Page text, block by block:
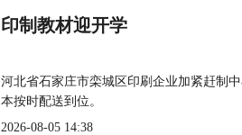
印制教材迎开学
河北省石家庄市栾城区印刷企业加紧赶制
本按时配送到位。
2026-08-05 14:38